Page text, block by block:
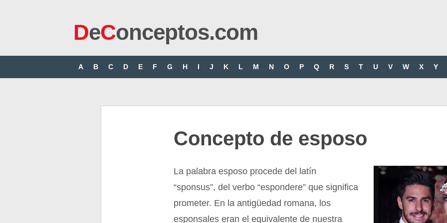
DeConceptos.com
A B C D E F G H I J K L M N O P Q R S T U V W X Y
Concepto de esposo
La palabra esposo procede del latín
“sponsus”, del verbo “espondere” que significa
prometer. En la antigüedad romana, los
esponsales eran el equivalente de nuestra